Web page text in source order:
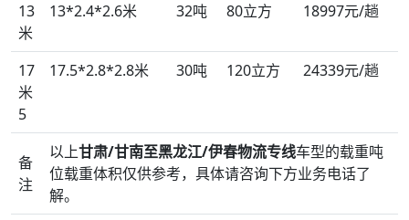
13
米
13*2.4*2.6米 32吨 80立方 18997元/趟
17
米
5
17.5*2.8*2.8米 30吨 120立方 24339元/趟
备
注
以上甘肃/甘南至黑龙江/伊春物流专线车型的载重吨
位载重体积仅供参考，具体请咨询下方业务电话了
解。